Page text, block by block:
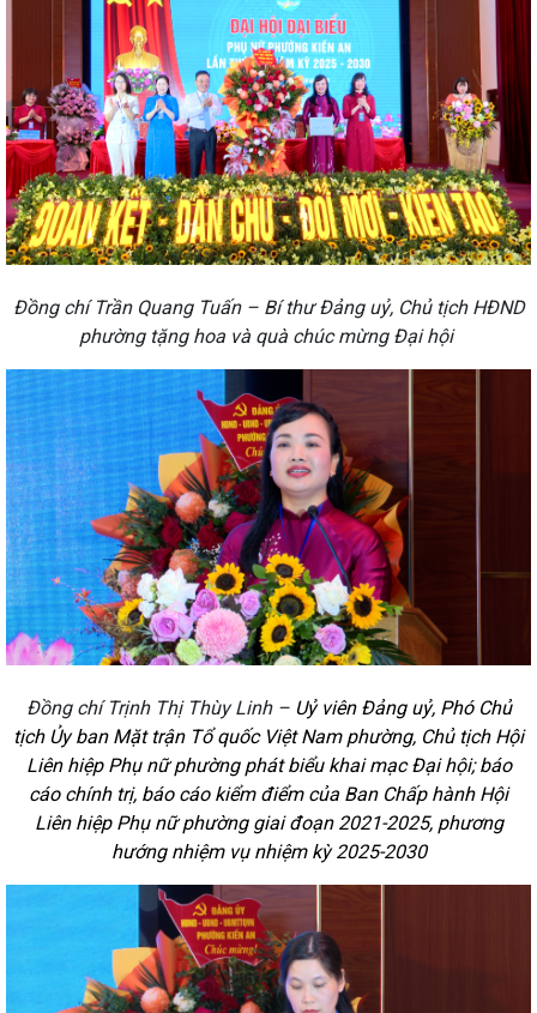
Đồng chí Trần Quang Tuấn – Bí thư Đảng uỷ, Chủ tịch HĐND
phường tặng hoa và quà chúc mừng Đại hội
Đồng chí Trịnh Thị Thùy Linh – Uỷ viên Đảng uỷ, Phó Chủ
tịch Ủy ban Mặt trận Tổ quốc Việt Nam phường, Chủ tịch Hội
Liên hiệp Phụ nữ phường phát biểu khai mạc Đại hội; báo
cáo chính trị, báo cáo kiểm điểm của Ban Chấp hành Hội
Liên hiệp Phụ nữ phường giai đoạn 2021-2025, phương
hướng nhiệm vụ nhiệm kỳ 2025-2030